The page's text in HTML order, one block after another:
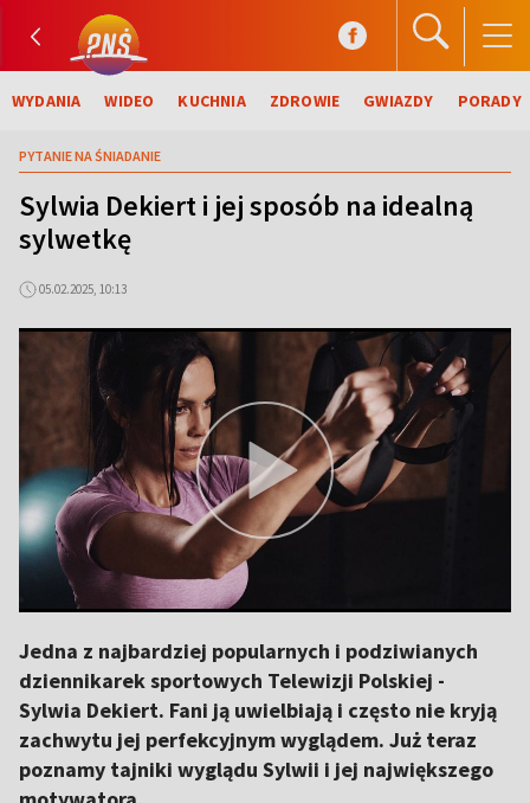
WYDANIA WIDEO KUCHNIA ZDROWIE GWIAZDY PORADY
PYTANIE NA ŚNIADANIE
Sylwia Dekiert i jej sposób na idealną
sylwetkę
05.02.2025, 10:13
Jedna z najbardziej popularnych i podziwianych
dziennikarek sportowych Telewizji Polskiej -
Sylwia Dekiert. Fani ją uwielbiają i często nie kryją
zachwytu jej perfekcyjnym wyglądem. Już teraz
poznamy tajniki wyglądu Sylwii i jej największego